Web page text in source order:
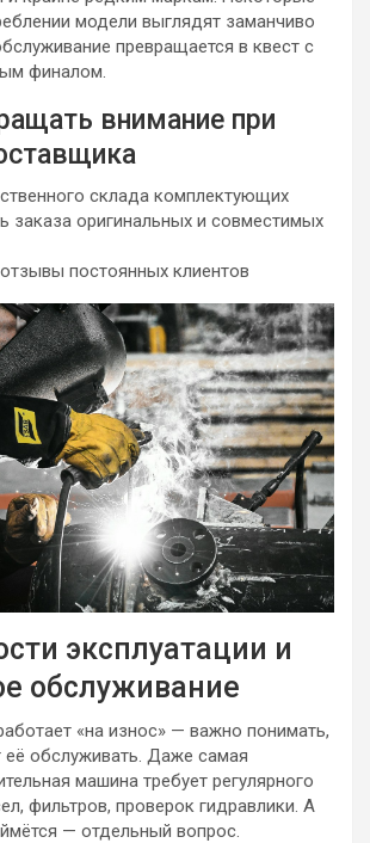
модели выглядят заманчиво
превращается в квест с
финалом.
внимание при
склада комплектующих
заказа оригинальных и совместимых
постоянных клиентов
эксплуатации и
обслуживание
«на износ» — важно понимать,
её обслуживать. Даже самая
машина требует регулярного
фильтров, проверок гидравлики. А
— отдельный вопрос.